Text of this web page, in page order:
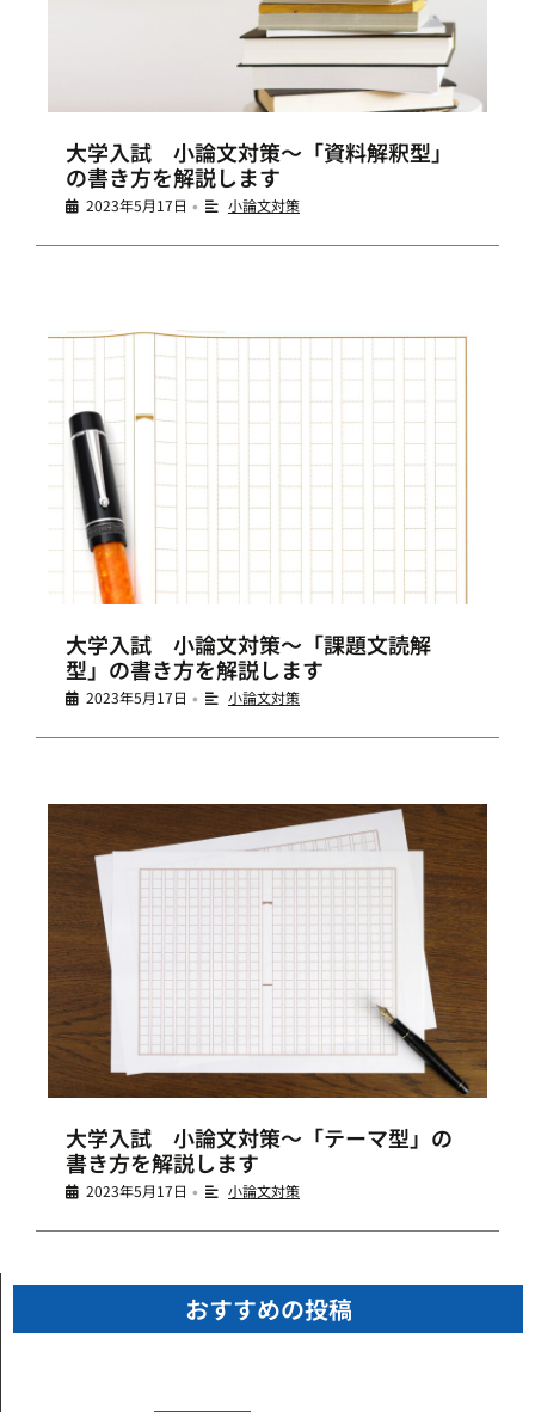
大学入試 小論文対策～「資料解釈型」
の書き方を解説します
2023年5月17日 • 小論文対策
大学入試 小論文対策～「課題文読解
型」の書き方を解説します
2023年5月17日 • 小論文対策
大学入試 小論文対策～「テーマ型」の
書き方を解説します
2023年5月17日 • 小論文対策
おすすめの投稿